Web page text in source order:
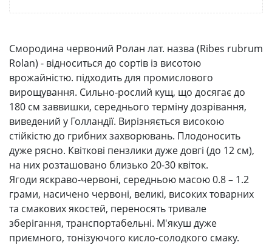
Смородина червоний Ролан лат. назва (Ribes rubrum
Rolan) - відноситься до сортів із висотою
врожайністю. підходить для промислового
вирощування. Сильно-рослий кущ, що досягає до
180 см заввишки, середнього терміну дозрівання,
виведений у Голландії. Вирізняється високою
стійкістю до грибних захворювань. Плодоносить
дуже рясно. Квіткові пензлики дуже довгі (до 12 см),
на них розташовано близько 20-30 квіток.
Ягоди яскраво-червоні, середньою масою 0.8 – 1.2
грами, насичено червоні, великі, високих товарних
та смакових якостей, переносять тривале
зберігання, транспортабельні. М'якуш дуже
приємного, тонізуючого кисло-солодкого смаку.